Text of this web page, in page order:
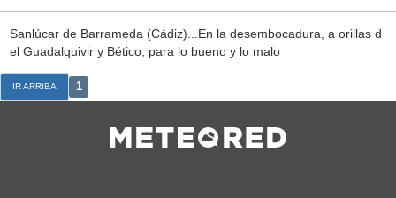
Sanlúcar de Barrameda (Cádiz)...En la desembocadura, a orillas d
el Guadalquivir y Bético, para lo bueno y lo malo
IR ARRIBA 1